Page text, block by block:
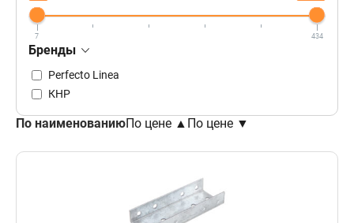
7 434
Бренды
Perfecto Linea
КНР
По наименованиюПо цене ▲ По цене ▼